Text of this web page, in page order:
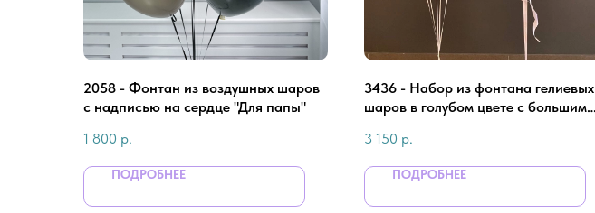
2058 - Фонтан из воздушных шаров
с надписью на сердце "Для папы"
1 800 р.
ПОДРОБНЕЕ
3436 - Набор из фонтана гелиевых
шаров в голубом цвете с большим
3 150 р.
ПОДРОБНЕЕ